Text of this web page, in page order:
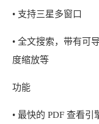
• 支持三星多窗口
• 全文搜索，带有可
度缩放等
功能
• 最快的 PDF 查看